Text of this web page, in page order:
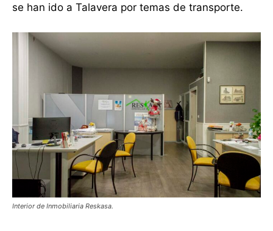
se han ido a Talavera por temas de transporte.
Interior de Inmobiliaria Reskasa.